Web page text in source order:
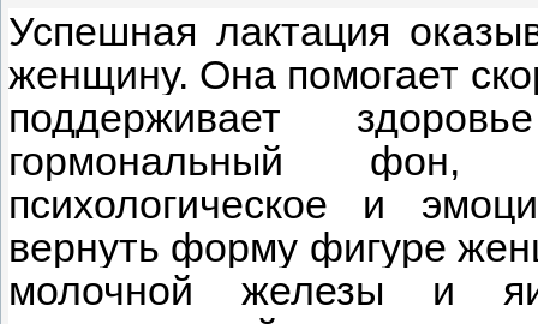
Успешная лактация
женщину. Она помогает
поддерживает
гормональный фон,
психологическое и
вернуть форму фигуре
молочной железы и